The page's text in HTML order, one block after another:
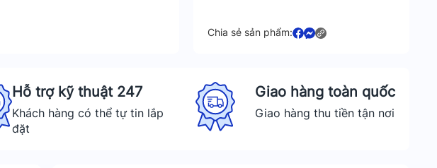
Chia sẻ sản phẩm:
Hỗ trợ kỹ thuật 247
Khách hàng có thể tự tin lắp
đặt
Giao hàng toàn quốc
Giao hàng thu tiền tận nơi